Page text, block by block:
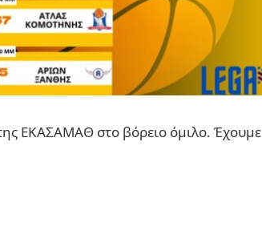
ΕΚΑΣΑΜΑΘ στο βόρειο όμιλο. Έχουμε